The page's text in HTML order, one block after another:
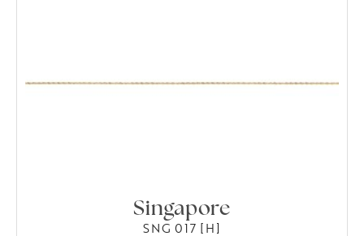
Singapore
SNG 017 [H]